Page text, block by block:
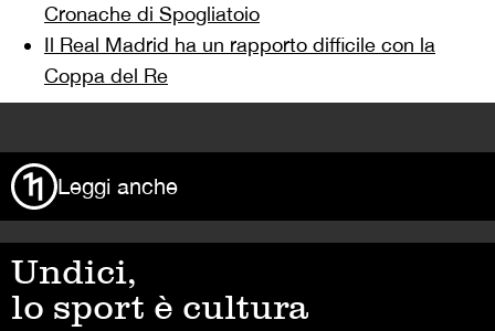
Cronache di Spogliatoio
Il Real Madrid ha un rapporto difficile con la
Coppa del Re
Leggi anche
Undici,
lo sport è cultura